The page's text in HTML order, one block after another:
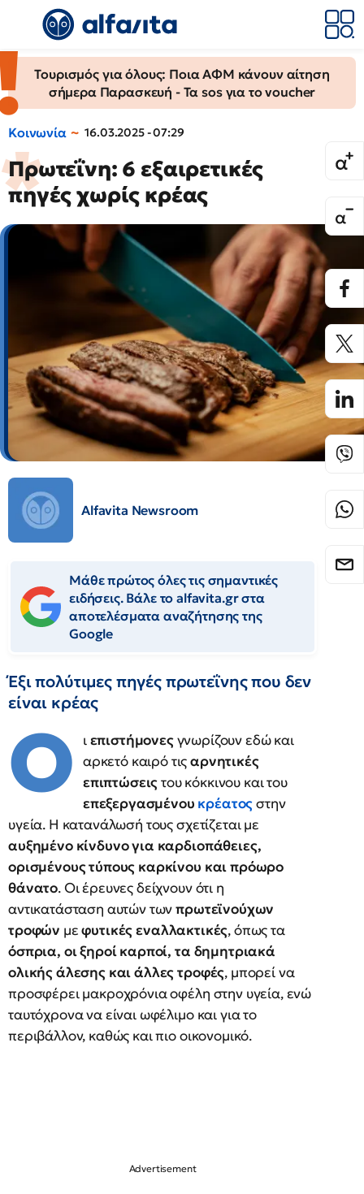
Τουρισμός για όλους: Ποια ΑΦΜ κάνουν αίτηση
σήμερα Παρασκευή - Τα sos για το voucher
Κοινωνία 16.03.2025 - 07:29
Πρωτεΐνη: 6 εξαιρετικές
πηγές χωρίς κρέας
Alfavita Newsroom
Μάθε πρώτος όλες τις σημαντικές
ειδήσεις. Βάλε το alfavita.gr στα
αποτελέσματα αναζήτησης της
Google
Έξι πολύτιμες πηγές πρωτεΐνης που δεν
είναι κρέας
Ο ιεπιστήμονεςγνωρίζουν εδώ και
αρκετό καιρό τιςαρνητικές
επιπτώσειςτου κόκκινου και του
επεξεργασμένου κρέατοςστην
υγεία. Η κατανάλωσή τους σχετίζεται με
αυξημένο κίνδυνο για καρδιοπάθειες,
ορισμένους τύπους καρκίνου και πρόωρο
θάνατο. Οι έρευνες δείχνουν ότι η
αντικατάσταση αυτών τωνπρωτεϊνούχων
τροφών μεφυτικές εναλλακτικές, όπως τα
όσπρια, οι ξηροί καρποί, τα δημητριακά
ολικής άλεσης και άλλες τροφές, μπορεί να
προσφέρει μακροχρόνια οφέλη στην υγεία, ενώ
ταυτόχρονα να είναι ωφέλιμο και για το
περιβάλλον, καθώς και πιο οικονομικό.